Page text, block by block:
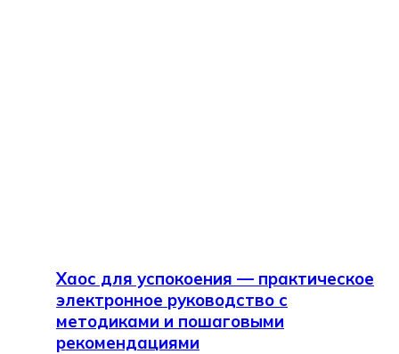
Хаос для успокоения — практическое
электронное руководство с
методиками и пошаговыми
рекомендациями